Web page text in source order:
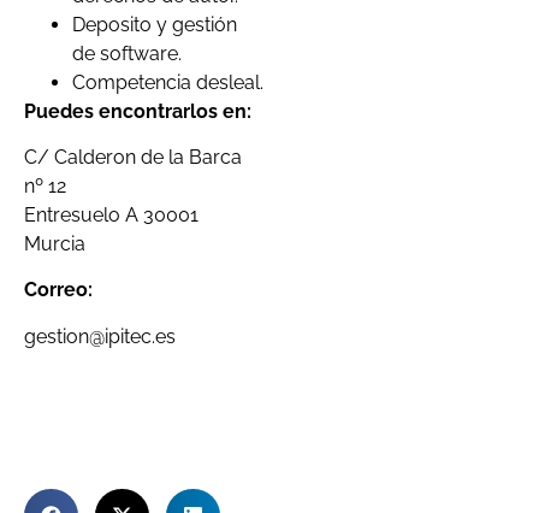
Deposito y gestión
de software.
Competencia desleal.
Puedes encontrarlos en:
C/ Calderon de la Barca
nº 12
Entresuelo A 30001
Murcia
Correo:
gestion@ipitec.es